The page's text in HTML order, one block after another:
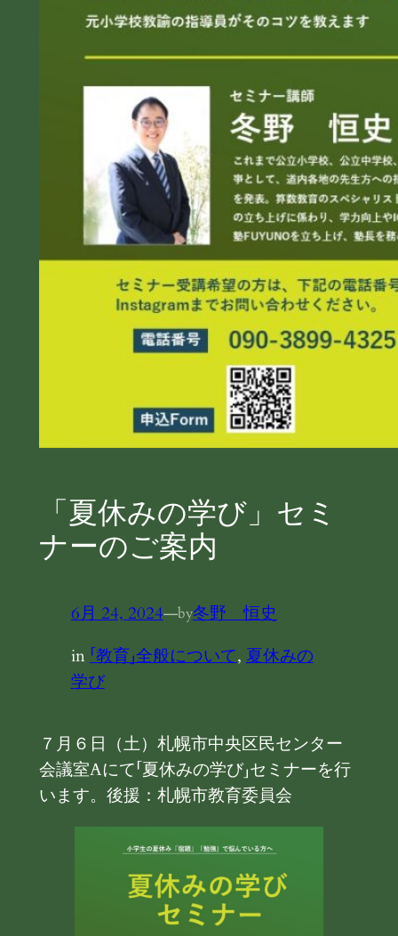
「夏休みの学び」セミ
ナーのご案内
6月 24, 2024—by冬野 恒史
in 「教育」全般について, 夏休みの
学び
７月６日（土）札幌市中央区民センター
会議室Aにて「夏休みの学び」セミナーを行
います。後援：札幌市教育委員会